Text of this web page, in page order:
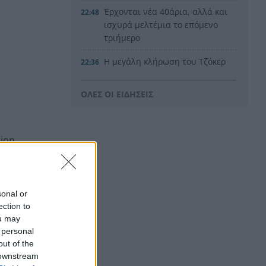
or
to
may
of the
τους και
22:48 Έρχονται νέα 40άρια, αλλά και
ισχυρά μελτέμια το επόμενο
τριήμερο
22:36 Η μεγάλη κλήρωση του Τζόκερ
πρωτότυπα και Νικολάου,
ΟΛΕΣ ΟΙ ΕΙΔΗΣΕΙΣ